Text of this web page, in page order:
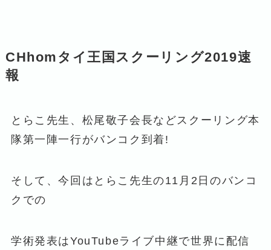
CHhomタイ王国スクーリング2019速
報
とらこ先生、松尾敬子会長などスクーリング本
隊第一陣一行がバンコク到着!
そして、今回はとらこ先生の11月2日のバンコ
クでの
学術発表はYouTubeライブ中継で世界に配信